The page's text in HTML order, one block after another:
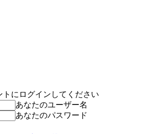
にログインしてください
あなたのユーザー名
あなたのパスワード